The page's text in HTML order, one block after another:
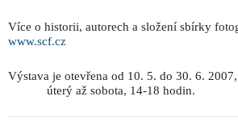
Více o historii, autorech a složení sbírky
www.scf.cz
Výstava je otevřena od 10. 5. do 30. 6. 2007,
úterý až sobota, 14-18 hodin.